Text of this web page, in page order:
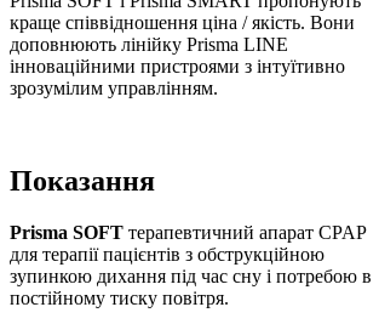
краще співвідношення ціна / якість. Вони
доповнюють лінійку Prisma LINE
інноваційними пристроями з інтуїтивно
зрозумілим управлінням.
Показання
Prisma SOFT терапевтичний апарат CPAP
для терапії пацієнтів з обструкційною
зупинкою дихання під час сну і потребою в
постійному тиску повітря.